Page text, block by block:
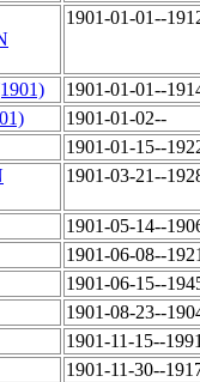
1901-01-01--
1901-01-01--
1901-01-02--
1901-01-15--
1901-03-21--
1901-05-14--
1901-06-08--
1901-06-15--
1901-08-23--
1901-11-15--
1901-11-30--